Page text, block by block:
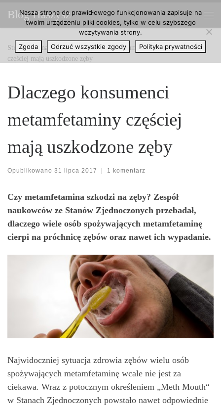
Przejdź do treści
Blog Haszysz
Strona główna »Artykuły » Dlaczego konsumenci metamfetaminy
częściej mają uszkodzone zęby
Dlaczego konsumenci
metamfetaminy częściej
mają uszkodzone zęby
Opublikowano 31 lipca 2017 | 1 komentarz
Czy metamfetamina szkodzi na zęby? Zespół
naukowców ze Stanów Zjednoczonych przebadał,
dlaczego wiele osób spożywających metamfetaminę
cierpi na próchnicę zębów oraz nawet ich wypadanie.
Najwidoczniej sytuacja zdrowia zębów wielu osób
spożywających metamfetaminę wcale nie jest za
ciekawa. Wraz z potocznym określeniem „Meth Mouth“
w Stanach Zjednoczonych powstało nawet odpowiednie
Nasza strona do prawidłowego funkcjonowania zapisuje na
twoim urządzeniu pliki cookies, tylko w celu szybszego
wczytywania strony.
Zgoda
Odrzuć wszystkie zgody Polityka prywatności